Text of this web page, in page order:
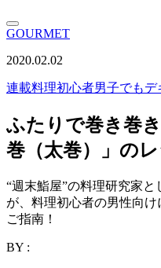
GOURMET
2020.02.02
連載料理初心者男子でも
ふたりで巻き巻
巻（太巻）」の
“週末鮨屋”の料理研究家
が、料理初心者の男性向
ご指南！
BY :